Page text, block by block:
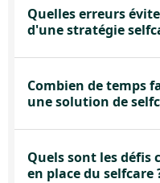
Quelles erreurs
d'une stratégie
Combien de temps
une solution de
Quels sont les défis
en place du selfcare